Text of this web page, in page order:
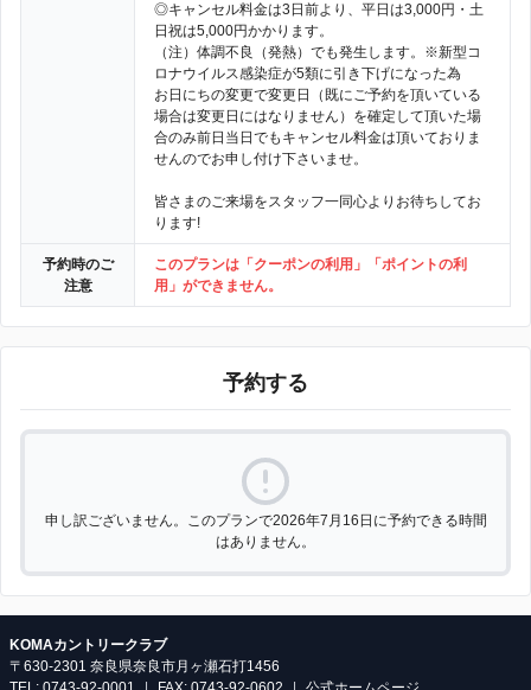
◎キャンセル料金は3日前より、平日は3,000円・土
日祝は5,000円かかります。
（注）体調不良（発熱）でも発生します。※新型コ
ロナウイルス感染症が5類に引き下げになった為
お日にちの変更で変更日（既にご予約を頂いている
場合は変更日にはなりません）を確定して頂いた場
合のみ前日当日でもキャンセル料金は頂いておりま
せんのでお申し付け下さいませ。
皆さまのご来場をスタッフ一同心よりお待ちしてお
ります!
予約時のご
注意
このプランは「クーポンの利用」「ポイントの利
用」ができません。
予約する
申し訳ございません。このプランで2026年7月16日に予約できる時間
はありません。
KOMAカントリークラブ
〒630-2301 奈良県奈良市月ヶ瀬石打1456